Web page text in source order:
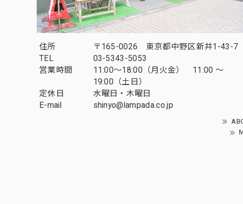
住所
〒165-0026 東京都中野区新井1-43-7
TEL
03-5343-5053
営業時間
11:00～18:00（月火金） 11:00 ～
19:00（土日）
定休日
水曜日・木曜日
E-mail
shinyo@lampada.co.jp